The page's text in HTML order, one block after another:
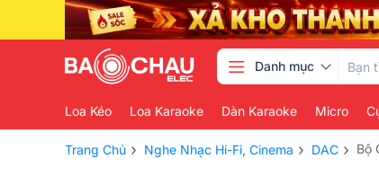
Danh mục
Loa Kéo Loa Karaoke Dàn Karaoke Micro
Trang Chủ › Nghe Nhạc Hi-Fi, Cinema › DAC › Bộ